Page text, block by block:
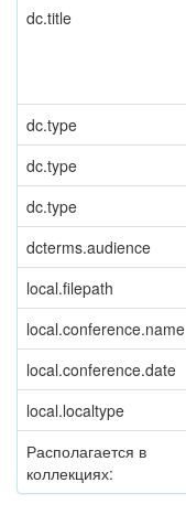
dc.title
dc.type
dc.type
dc.type
dcterms.audience
local.filepath
local.conference.name
local.conference.date
local.localtype
Располагается в
коллекциях: